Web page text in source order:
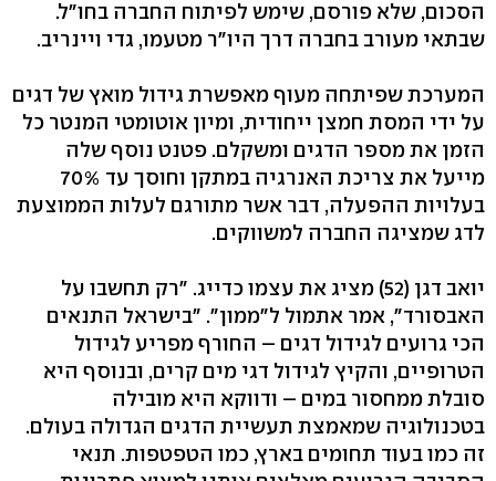
הסכום, שלא פורסם, שימש לפיתוח החברה בחו"ל.
שבתאי מעורב בחברה דרך היו"ר מטעמו, גדי ויינריב.
המערכת שפיתחה מעוף מאפשרת גידול מואץ של דגים
על ידי המסת חמצן ייחודית, ומיון אוטומטי המנטר כל
הזמן את מספר הדגים ומשקלם. פטנט נוסף שלה
מייעל את צריכת האנרגיה במתקן וחוסך עד 70%
בעלויות ההפעלה, דבר אשר מתורגם לעלות הממוצעת
לדג שמציגה החברה למשווקים.
יואב דגן (52) מציג את עצמו כדייג. "רק תחשבו על
האבסורד", אמר אתמול ל"ממון". "בישראל התנאים
הכי גרועים לגידול דגים – החורף מפריע לגידול
הטרופיים, והקיץ לגידול דגי מים קרים, ובנוסף היא
סובלת ממחסור במים – ודווקא היא מובילה
בטכנולוגיה שמאמצת תעשיית הדגים הגדולה בעולם.
זה כמו בעוד תחומים בארץ, כמו הטפטפות. תנאי